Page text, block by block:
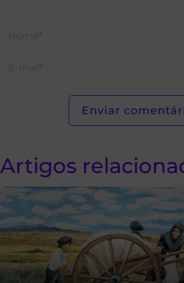
Artigos